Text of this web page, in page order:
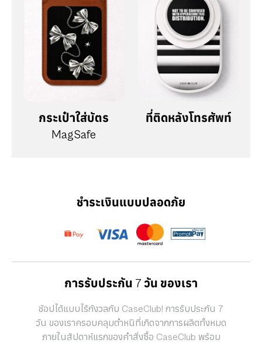
กระเป๋าใส่บัตร
MagSafe
ที่ติดหลังโทรศัพท์
ชำระเงินแบบปลอดภัย
การรับประกัน 7 วัน ของเรา
ช้อปได้แบบไร้กังวลกับ CaseClub! การรับประกัน 7
วัน ของเราครอบคลุมตำหนิที่เกิดจากการผลิตทั้งหมด
ภายในสัปดาห์แรกของคำสั่งซื้อ CaseClub พร้อม